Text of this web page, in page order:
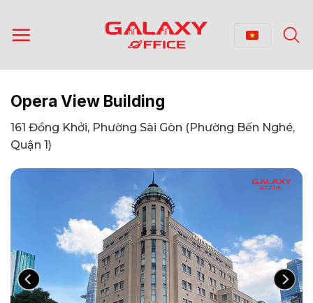
qua
nội
Opera View Building
161 Đồng Khởi, Phường Sài Gòn (Phường Bến Nghé,
Quận 1)